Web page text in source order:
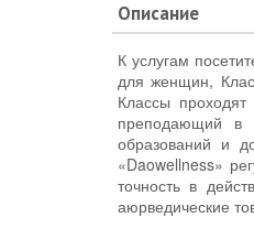
Описание
К услугам
для женщин,
Классы
преподающий в
образований и
«Daowellness»
точность в
аюрведические